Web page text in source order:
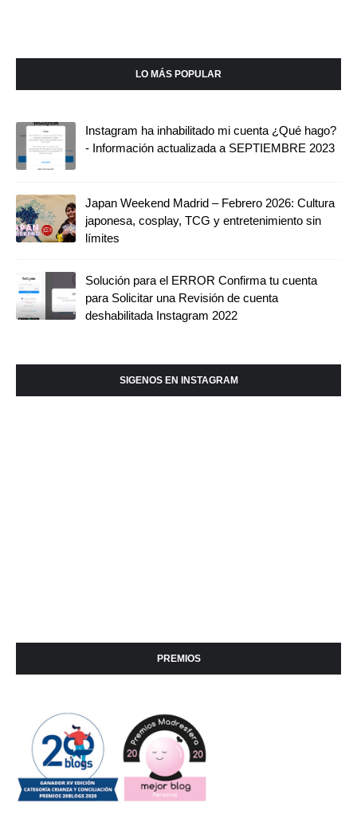
LO MÁS POPULAR
Instagram ha inhabilitado mi cuenta ¿Qué hago?
- Información actualizada a SEPTIEMBRE 2023
Japan Weekend Madrid – Febrero 2026: Cultura
japonesa, cosplay, TCG y entretenimiento sin
límites
Solución para el ERROR Confirma tu cuenta
para Solicitar una Revisión de cuenta
deshabilitada Instagram 2022
SIGENOS EN INSTAGRAM
PREMIOS